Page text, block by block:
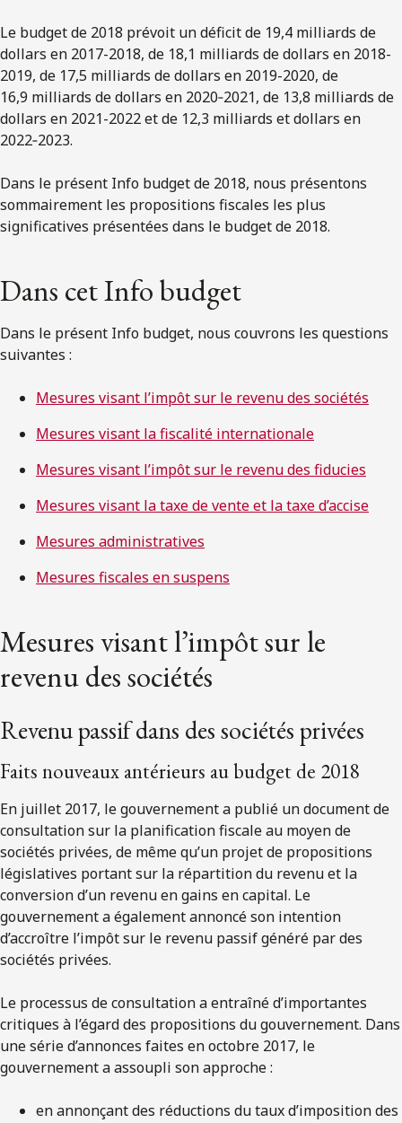
Le budget de 2018 prévoit un déficit de 19,4 milliards de
dollars en 2017-2018, de 18,1 milliards de dollars en 2018-
2019, de 17,5 milliards de dollars en 2019-2020, de
16,9 milliards de dollars en 2020‑2021, de 13,8 milliards de
dollars en 2021-2022 et de 12,3 milliards et dollars en
2022‑2023.
Dans le présent Info budget de 2018, nous présentons
sommairement les propositions fiscales les plus
significatives présentées dans le budget de 2018.
Dans cet Info budget
Dans le présent Info budget, nous couvrons les questions
suivantes :
Mesures visant l’impôt sur le revenu des sociétés
Mesures visant la fiscalité internationale
Mesures visant l’impôt sur le revenu des fiducies
Mesures visant la taxe de vente et la taxe d’accise
Mesures administratives
Mesures fiscales en suspens
Mesures visant l’impôt sur le
revenu des sociétés
Revenu passif dans des sociétés privées
Faits nouveaux antérieurs au budget de 2018
En juillet 2017, le gouvernement a publié un document de
consultation sur la planification fiscale au moyen de
sociétés privées, de même qu’un projet de propositions
législatives portant sur la répartition du revenu et la
conversion d’un revenu en gains en capital. Le
gouvernement a également annoncé son intention
d’accroître l’impôt sur le revenu passif généré par des
sociétés privées.
Le processus de consultation a entraîné d’importantes
critiques à l’égard des propositions du gouvernement. Dans
une série d’annonces faites en octobre 2017, le
gouvernement a assoupli son approche :
en annonçant des réductions du taux d’imposition des